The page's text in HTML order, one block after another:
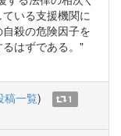
いる支援機関に
殺の危険因子を
はずである。"
稿一覧)
1